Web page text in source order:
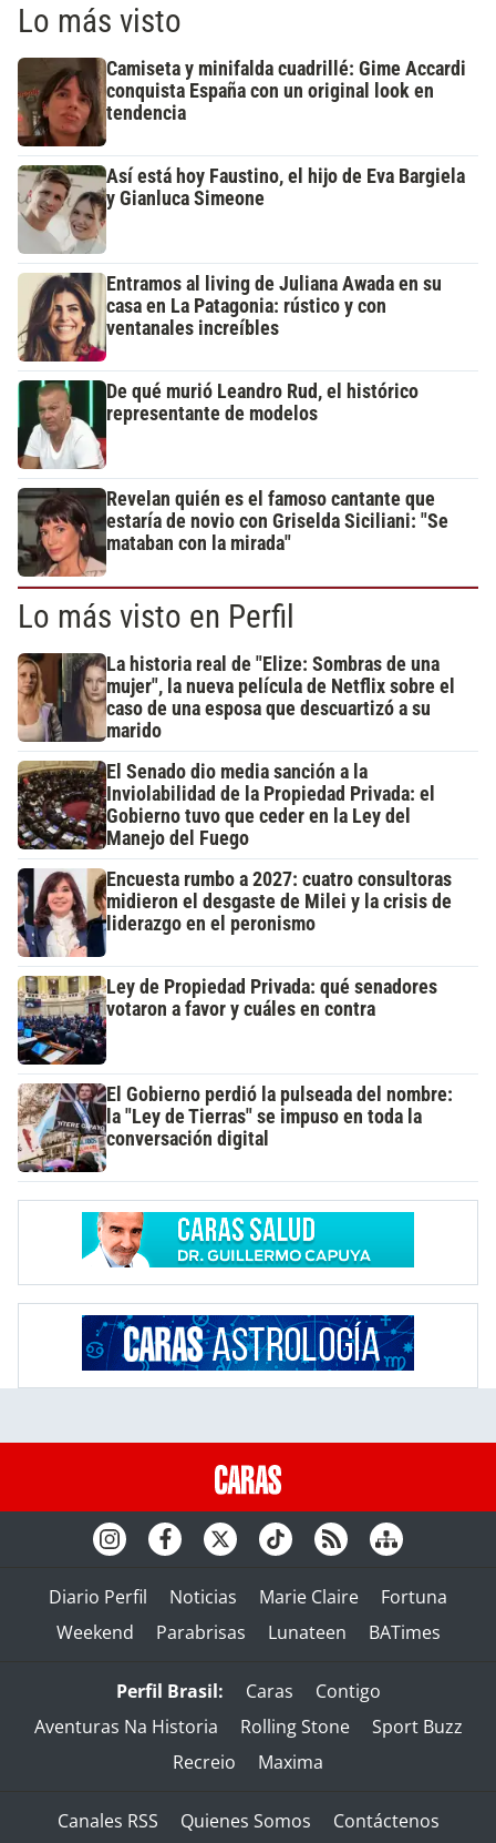
Lo más visto
Camiseta y minifalda cuadrillé: Gime Accardi
conquista España con un original look en
tendencia
Así está hoy Faustino, el hijo de Eva Bargiela
y Gianluca Simeone
Entramos al living de Juliana Awada en su
casa en La Patagonia: rústico y con
ventanales increíbles
De qué murió Leandro Rud, el histórico
representante de modelos
Revelan quién es el famoso cantante que
estaría de novio con Griselda Siciliani: "Se
mataban con la mirada"
Lo más visto en Perfil
La historia real de "Elize: Sombras de una
mujer", la nueva película de Netflix sobre el
caso de una esposa que descuartizó a su
marido
El Senado dio media sanción a la
Inviolabilidad de la Propiedad Privada: el
Gobierno tuvo que ceder en la Ley del
Manejo del Fuego
Encuesta rumbo a 2027: cuatro consultoras
midieron el desgaste de Milei y la crisis de
liderazgo en el peronismo
Ley de Propiedad Privada: qué senadores
votaron a favor y cuáles en contra
El Gobierno perdió la pulseada del nombre:
la "Ley de Tierras" se impuso en toda la
conversación digital
Diario Perfil Noticias Marie Claire
Fortuna
Weekend
Parabrisas Lunateen BATimes
Perfil Brasil: Caras
Contigo
Aventuras Na Historia
Rolling Stone
Sport Buzz
Recreio
Maxima
Canales RSS Quienes Somos Contáctenos